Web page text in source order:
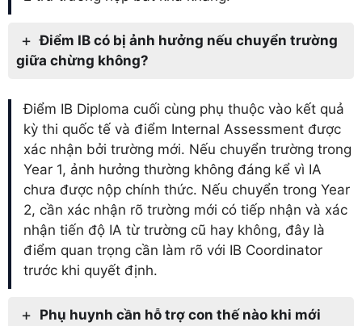
Điểm IB có bị ảnh hưởng nếu chuyển trường
giữa chừng không?
Điểm IB Diploma cuối cùng phụ thuộc vào kết quả
kỳ thi quốc tế và điểm Internal Assessment được
xác nhận bởi trường mới. Nếu chuyển trường trong
Year 1, ảnh hưởng thường không đáng kể vì IA
chưa được nộp chính thức. Nếu chuyển trong Year
2, cần xác nhận rõ trường mới có tiếp nhận và xác
nhận tiến độ IA từ trường cũ hay không, đây là
điểm quan trọng cần làm rõ với IB Coordinator
trước khi quyết định.
Phụ huynh cần hỗ trợ con thế nào khi mới